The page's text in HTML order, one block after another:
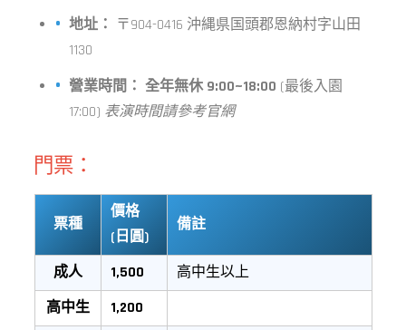
地址： 〒904-0416 沖縄県国頭郡恩納村字山田
1130
營業時間： 全年無休 9:00~18:00 (最後入園
17:00) 表演時間請參考官網
門票：
票種
價格
(日圓)
備註
成人 1,500
高中生以上
高中生
1,200